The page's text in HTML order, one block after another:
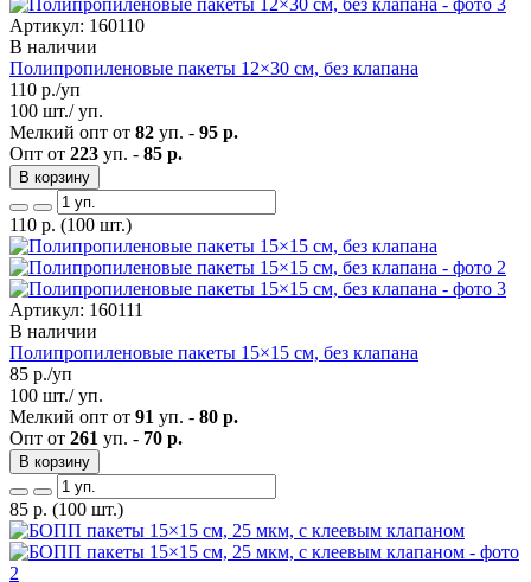
Артикул: 160110
В наличии
Полипропиленовые пакеты 12×30 см, без клапана
110 р./уп
100 шт./ уп.
Мелкий опт от 82 уп. - 95 р.
Опт от 223 уп. - 85 р.
В корзину
110 р. (100 шт.)
Артикул: 160111
В наличии
Полипропиленовые пакеты 15×15 см, без клапана
85 р./уп
100 шт./ уп.
Мелкий опт от 91 уп. - 80 р.
Опт от 261 уп. - 70 р.
В корзину
85 р. (100 шт.)